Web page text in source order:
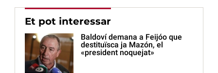
Et pot interessar
Baldoví demana a Feijóo que
destituïsca ja Mazón, el
«president noquejat»